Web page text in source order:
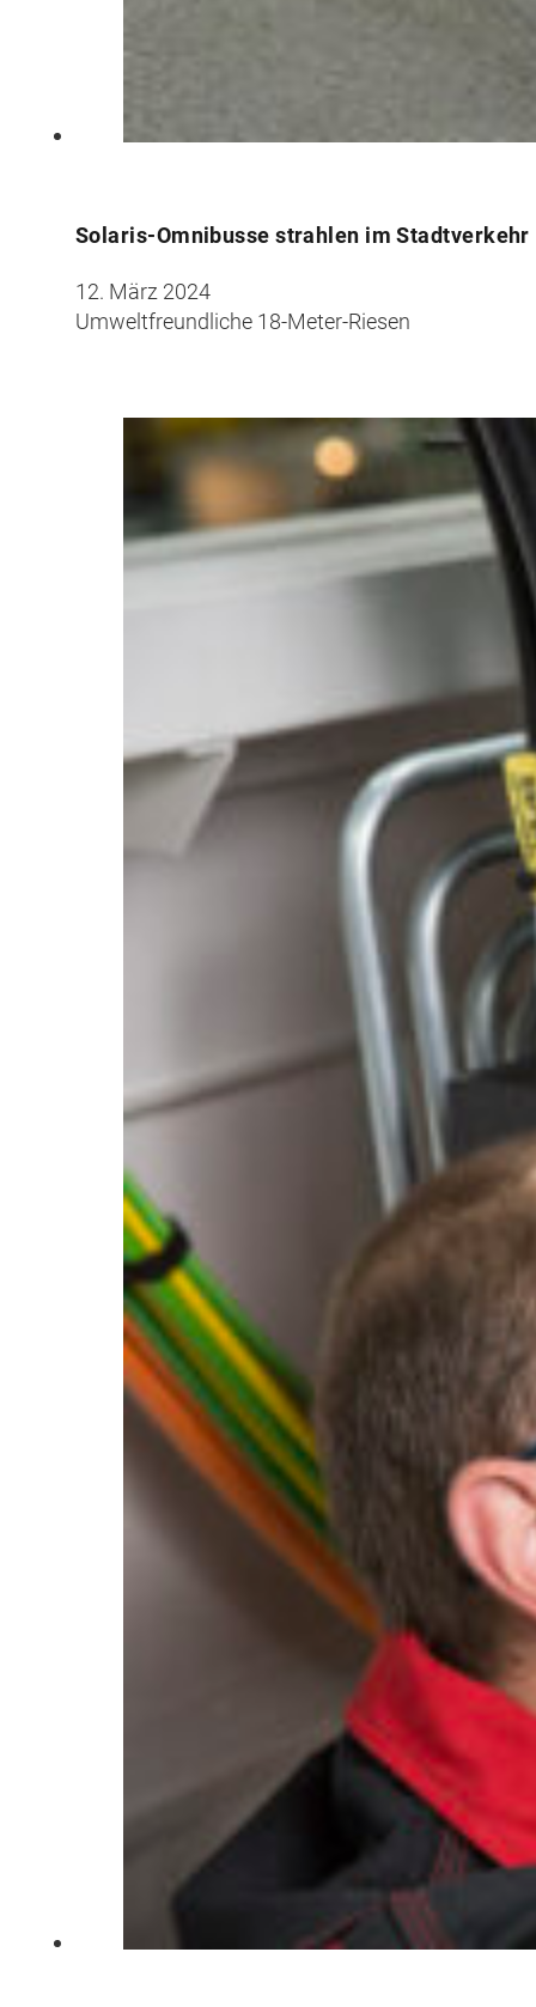
Solaris-Omnibusse strahlen im Stadtverkehr
12. März 2024
Umweltfreundliche 18-Meter-Riesen